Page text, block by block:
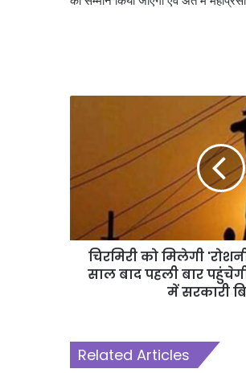
चिरमिरी को मिलेगी
साल बाद पहली बार
में सरकारी
Related Articles